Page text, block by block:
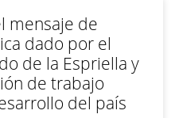
mensaje de
dado por el
de la Espriella y
de trabajo
del país